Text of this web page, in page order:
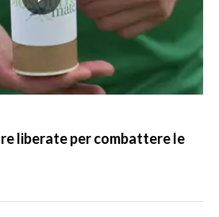
liberate per combattere le